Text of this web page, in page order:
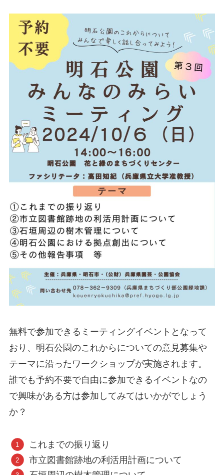
無料で参加できるミーティングイベントとなって
おり、明石公園のこれからについての意見募集や
テーマに沿ったワークショップが実施されます。
誰でも予約不要で自由に参加できるイベントなの
で興味がある方は参加してみてはいかがでしょう
か？
これまでの振り返り
市立図書館跡地の利活用計画について